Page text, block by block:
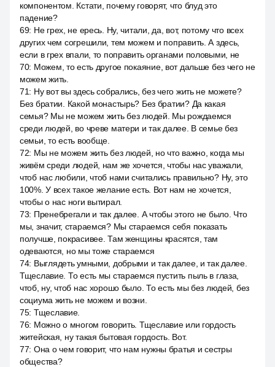
компонентом. Кстати, почему говорят, что блуд это
падение?
69: Не грех, не ересь. Ну, читали, да, вот, потому что всех
других чем согрешили, тем можем и поправить. А здесь,
если в грех впали, то поправить органами половыми, не
70: Можем, то есть другое покаяние, вот дальше без чего не
можем жить.
71: Ну вот вы здесь собрались, без чего жить не можете?
Без братии. Какой монастырь? Без братии? Да какая
семья? Мы не можем жить без людей. Мы рождаемся
среди людей, во чреве матери и так далее. В семье без
семьи, то есть вообще.
72: Мы не можем жить без людей, но что важно, когда мы
живём среди людей, нам же хочется, чтобы нас уважали,
чтоб нас любили, чтоб нами считались правильно? Ну, это
100%. У всех такое желание есть. Вот нам не хочется,
чтобы о нас ноги вытирал.
73: Пренебрегали и так далее. А чтобы этого не было. Что
мы, значит, стараемся? Мы стараемся себя показать
получше, покрасивее. Там женщины красятся, там
одеваются, но мы тоже стараемся
74: Выглядеть умными, добрыми и так далее, и так далее.
Тщеславие. То есть мы стараемся пустить пыль в глаза,
чтоб, ну, чтоб нас хорошо было. То есть мы без людей, без
социума жить не можем и возни.
75: Тщеславие.
76: Можно о многом говорить. Тщеславие или гордость
житейская, ну такая бытовая гордость. Вот.
77: Она о чем говорит, что нам нужны братья и сестры
общества?